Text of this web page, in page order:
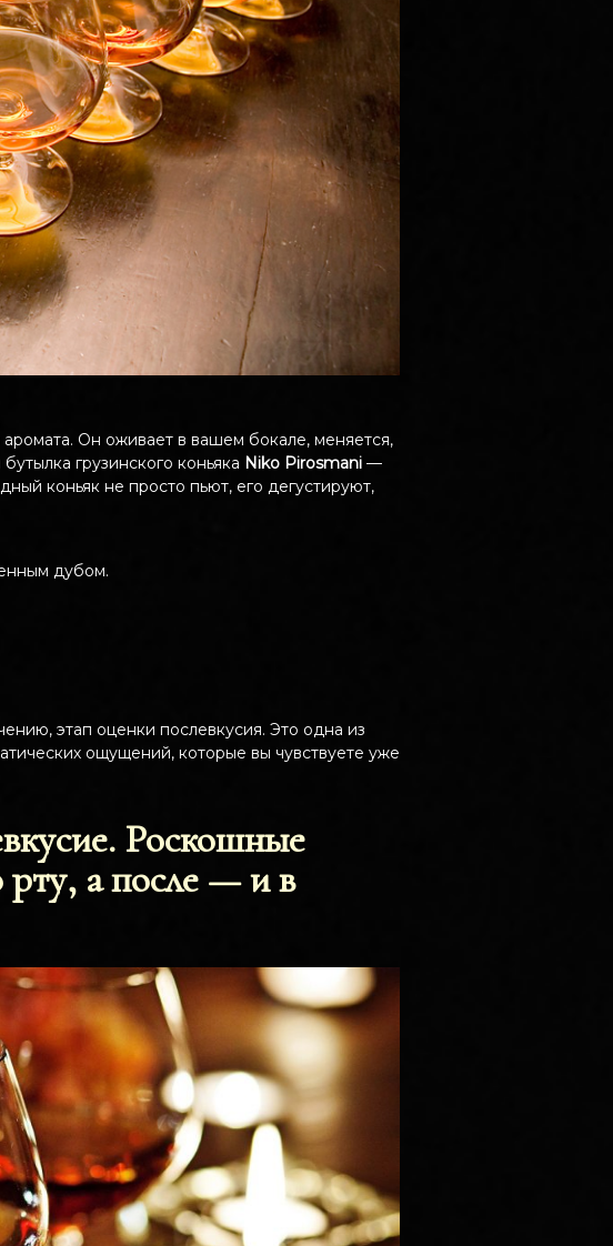
Он оживает в вашем бокале, меняется,
грузинского коньяка Niko Pirosmani —
коньяк не просто пьют, его дегустируют,
дубом.
этап оценки послевкусия. Это одна из
ощущений, которые вы чувствуете уже
Роскошные
рту, а после — и в